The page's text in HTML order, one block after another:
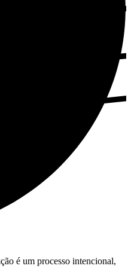
é um processo intencional,